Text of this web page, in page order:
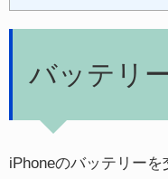
バッテリ
iPhoneのバッテリー